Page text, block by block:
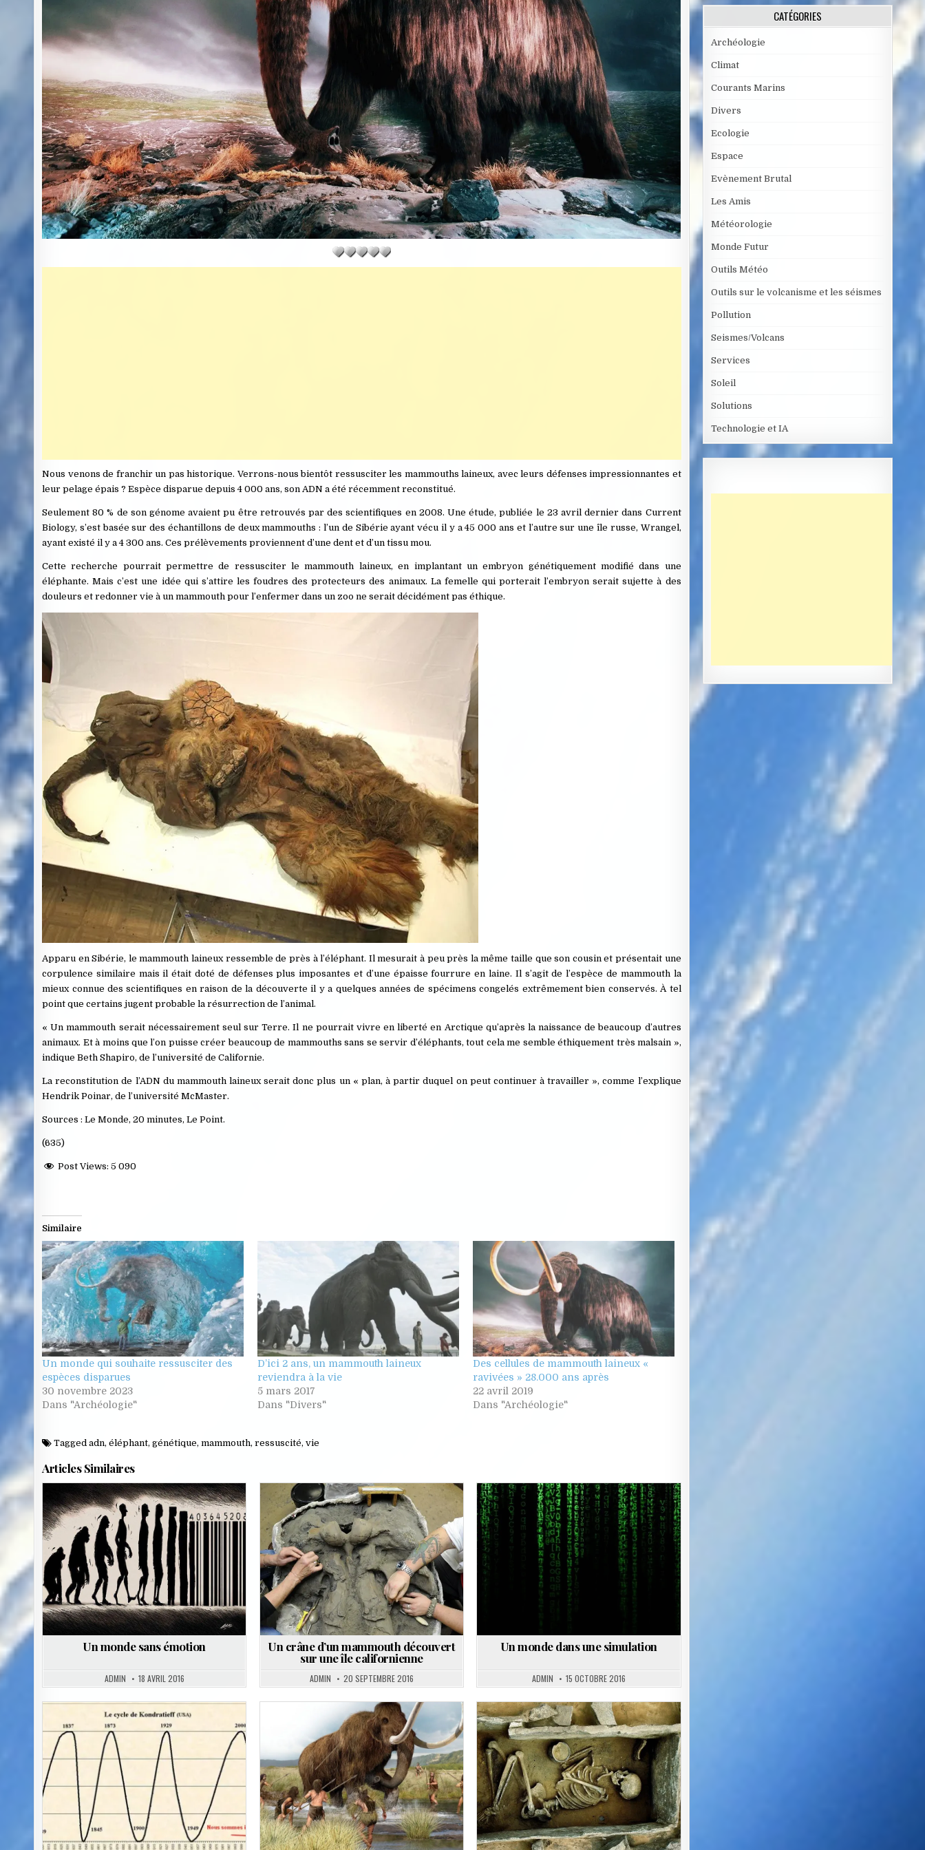
Nous venons de franchir un pas historique. Verrons-nous bientôt ressusciter les mammouths laineux, avec leurs défenses impressionnantes et
leur pelage épais ? Espèce disparue depuis 4 000 ans, son ADN a été récemment reconstitué.
Seulement 80 % de son génome avaient pu être retrouvés par des scientifiques en 2008. Une étude, publiée le 23 avril dernier dans Current
Biology, s’est basée sur des échantillons de deux mammouths : l’un de Sibérie ayant vécu il y a 45 000 ans et l’autre sur une île russe, Wrangel,
ayant existé il y a 4 300 ans. Ces prélèvements proviennent d’une dent et d’un tissu mou.
Cette recherche pourrait permettre de ressusciter le mammouth laineux, en implantant un embryon génétiquement modifié dans une
éléphante. Mais c’est une idée qui s’attire les foudres des protecteurs des animaux. La femelle qui porterait l’embryon serait sujette à des
douleurs et redonner vie à un mammouth pour l’enfermer dans un zoo ne serait décidément pas éthique.
Apparu en Sibérie, le mammouth laineux ressemble de près à l’éléphant. Il mesurait à peu près la même taille que son cousin et présentait une
corpulence similaire mais il était doté de défenses plus imposantes et d’une épaisse fourrure en laine. Il s’agit de l’espèce de mammouth la
mieux connue des scientifiques en raison de la découverte il y a quelques années de spécimens congelés extrêmement bien conservés. À tel
point que certains jugent probable la résurrection de l’animal.
« Un mammouth serait nécessairement seul sur Terre. Il ne pourrait vivre en liberté en Arctique qu’après la naissance de beaucoup d’autres
animaux. Et à moins que l’on puisse créer beaucoup de mammouths sans se servir d’éléphants, tout cela me semble éthiquement très malsain »,
indique Beth Shapiro, de l’université de Californie.
La reconstitution de l’ADN du mammouth laineux serait donc plus un « plan, à partir duquel on peut continuer à travailler », comme l’explique
Hendrik Poinar, de l’université McMaster.
Sources : Le Monde, 20 minutes, Le Point.
(635)
Post Views: 5 090
Similaire
Un monde qui souhaite ressusciter des
espèces disparues
30 novembre 2023
Dans "Archéologie"
D’ici 2 ans, un mammouth laineux
reviendra à la vie
5 mars 2017
Dans "Divers"
Des cellules de mammouth laineux «
ravivées » 28.000 ans après
22 avril 2019
Dans "Archéologie"
Taggedadn,éléphant,génétique,mammouth,ressuscité,vie
Articles Similaires
Posted
in
Un monde sans émotion
ADMIN 18 AVRIL 2016
Posted
in
Un crâne d’un mammouth découvert
sur une île californienne
ADMIN 20 SEPTEMBRE 2016
Posted
in
Un monde dans une simulation
ADMIN 15 OCTOBRE 2016
Posted
in
Posted
in
Posted
in
CATÉGORIES
Archéologie
Climat
Courants Marins
Divers
Ecologie
Espace
Evènement Brutal
Les Amis
Météorologie
Monde Futur
Outils Météo
Outils sur le volcanisme et les séismes
Pollution
Seismes/Volcans
Services
Soleil
Solutions
Technologie et IA